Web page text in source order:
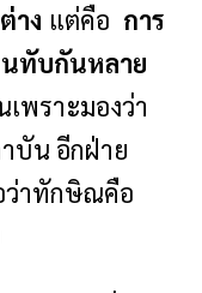
าง แต่คือ การ
ทับกันหลาย
พราะมองว่า
บัน อีกฝ่าย
ว่าทักษิณคือ